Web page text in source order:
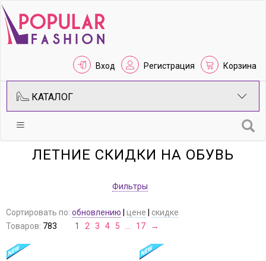
Вход Регистрация Корзина
КАТАЛОГ
ЛЕТНИЕ СКИДКИ НА ОБУВЬ
Фильтры
Сортировать по: обновлению цене
скидке
Товаров: 783 1 2 3 4 5 17 →